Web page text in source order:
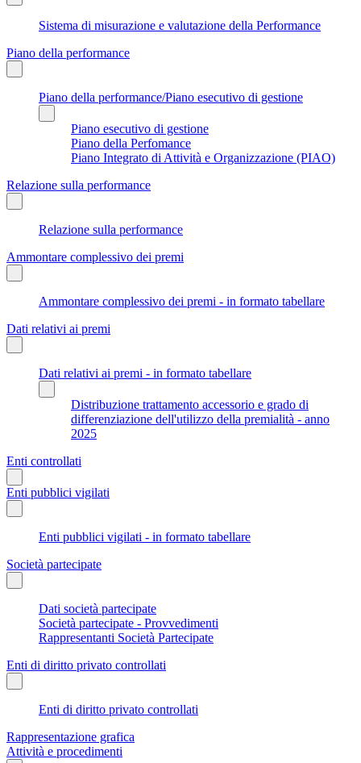
Sistema di misurazione e valutazione della Performance
Piano della performance
Piano della performance/Piano esecutivo di gestione
Piano esecutivo di gestione
Piano della Perfomance
Piano Integrato di Attività e Organizzazione (PIAO)
Relazione sulla performance
Relazione sulla performance
Ammontare complessivo dei premi
Ammontare complessivo dei premi - in formato tabellare
Dati relativi ai premi
Dati relativi ai premi - in formato tabellare
Distribuzione trattamento accessorio e grado di
differenziazione dell'utilizzo della premialità - anno
2025
Enti controllati
Enti pubblici vigilati
Enti pubblici vigilati - in formato tabellare
Società partecipate
Dati società partecipate
Società partecipate - Provvedimenti
Rappresentanti Società Partecipate
Enti di diritto privato controllati
Enti di diritto privato controllati
Rappresentazione grafica
Attività e procedimenti